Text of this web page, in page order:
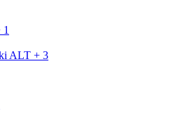
ALT + 3